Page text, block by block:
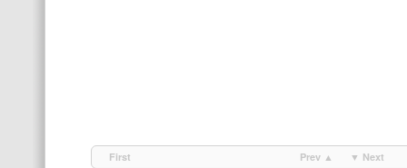
First Prev ▲ ▼ Next